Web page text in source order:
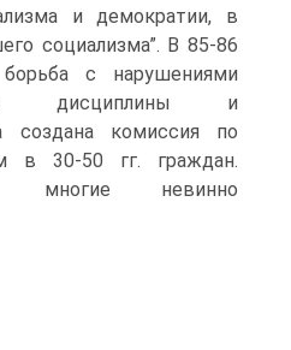
и демократии, в
социализма”. В 85-86
борьба с нарушениями
дисциплины и
создана комиссия по
в 30-50 гг. граждан.
многие невинно